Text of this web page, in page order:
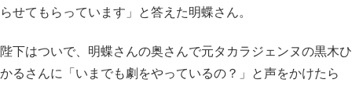
らせてもらっています」と答えた明蝶さん。
陛下はついで、明蝶さんの奥さんで元タカラジェンヌの黒木ひ
かるさんに「いまでも劇をやっているの？」と声をかけたら